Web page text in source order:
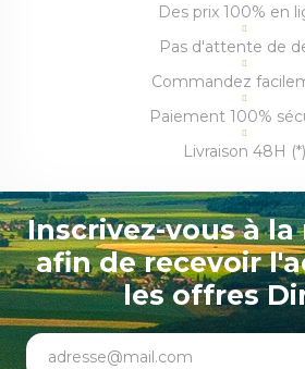
Des prix 100% en
Pas d'attente de
Commandez
Paiement 100%
Livraison 48H (*)
Inscrivez-vous à
afin de recevoir
les offres
adresse@mail.com